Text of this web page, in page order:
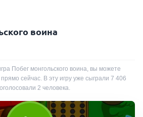
воина
Побег монгольского воина, вы можете
сейчас. В эту игру уже сыграли 7 406
2 человека.